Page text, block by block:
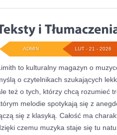
LUT - 21 - 2026
ADMIN
to kulturalny magazyn o
o czytelnikach szukających
też o tych, którzy chcą rozumieć
melodie spotykają się z
się z klasyką. Całość ma
czemu muzyka staje się tu